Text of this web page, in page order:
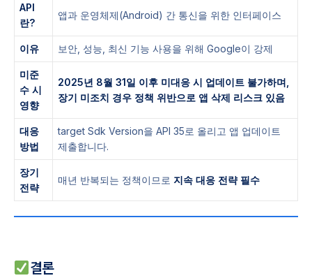
API
란?
앱과 운영체제(Android) 간 통신을 위한 인터페이스
이유 보안, 성능, 최신 기능 사용을 위해 Google이 강제
미준
수 시
영향
2025년 8월 31일 이후 미대응 시 업데이트 불가하며,
장기 미조치 경우 정책 위반으로 앱 삭제 리스크 있음
대응
방법
target Sdk Version을 API 35로 올리고 앱 업데이트
제출합니다.
장기
전략
매년 반복되는 정책이므로 지속 대응 전략 필수
결론